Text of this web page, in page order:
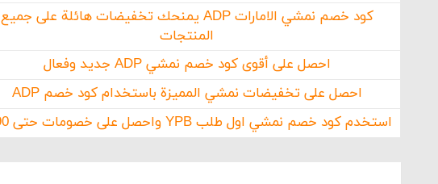
كود خصم نمشي الامارات ADP يمنحك تخفيضات هائلة على جميع
المنتجات
احصل على أقوى كود خصم نمشي ADP جديد وفعال
احصل على تخفيضات نمشي المميزة باستخدام كود خصم ADP
استخدم كود خصم نمشي اول طلب YPB واحصل على خصومات حتى 90%